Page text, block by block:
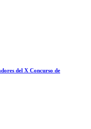
del X Concurso de